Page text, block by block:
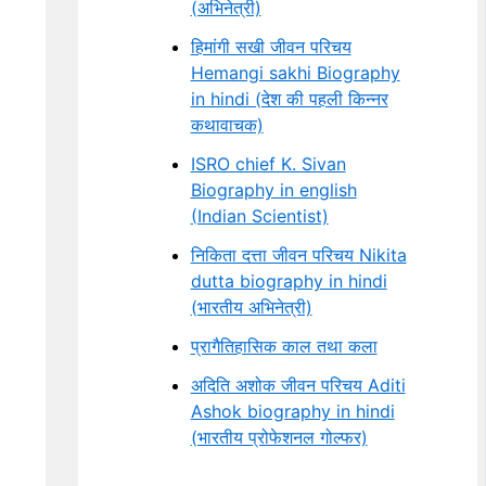
(अभिनेत्री)
हिमांगी सखी जीवन परिचय
Hemangi sakhi Biography
in hindi (देश की पहली किन्नर
कथावाचक)
ISRO chief K. Sivan
Biography in english
(Indian Scientist)
निकिता दत्ता जीवन परिचय Nikita
dutta biography in hindi
(भारतीय अभिनेत्री)
प्रागैतिहासिक काल तथा कला
अदिति अशोक जीवन परिचय Aditi
Ashok biography in hindi
(भारतीय प्रोफेशनल गोल्फर)